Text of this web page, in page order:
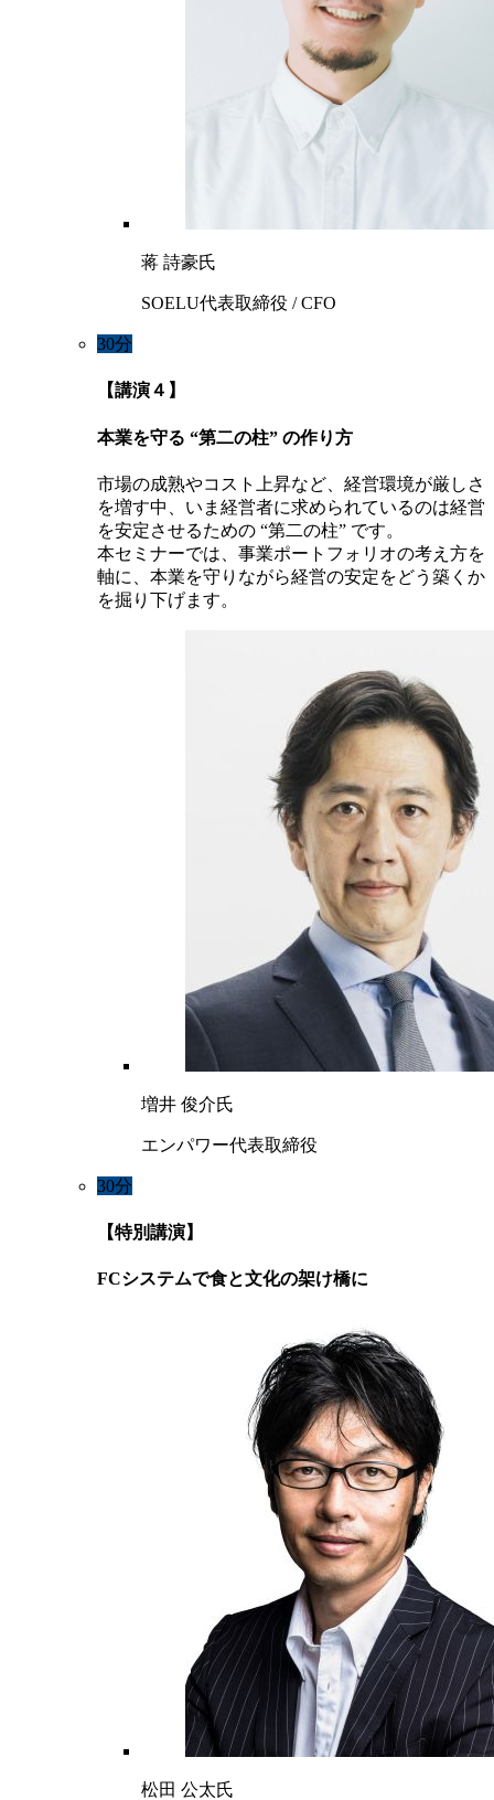
蒋 詩豪氏
SOELU代表取締役 / CFO
30分
【講演４】
本業を守る “第二の柱” の作り方
市場の成熟やコスト上昇など、経営環境が厳しさ
を増す中、いま経営者に求められているのは経営
を安定させるための “第二の柱” です。
本セミナーでは、事業ポートフォリオの考え方を
軸に、本業を守りながら経営の安定をどう築くか
を掘り下げます。
増井 俊介氏
エンパワー代表取締役
30分
【特別講演】
FCシステムで食と文化の架け橋に
松田 公太氏